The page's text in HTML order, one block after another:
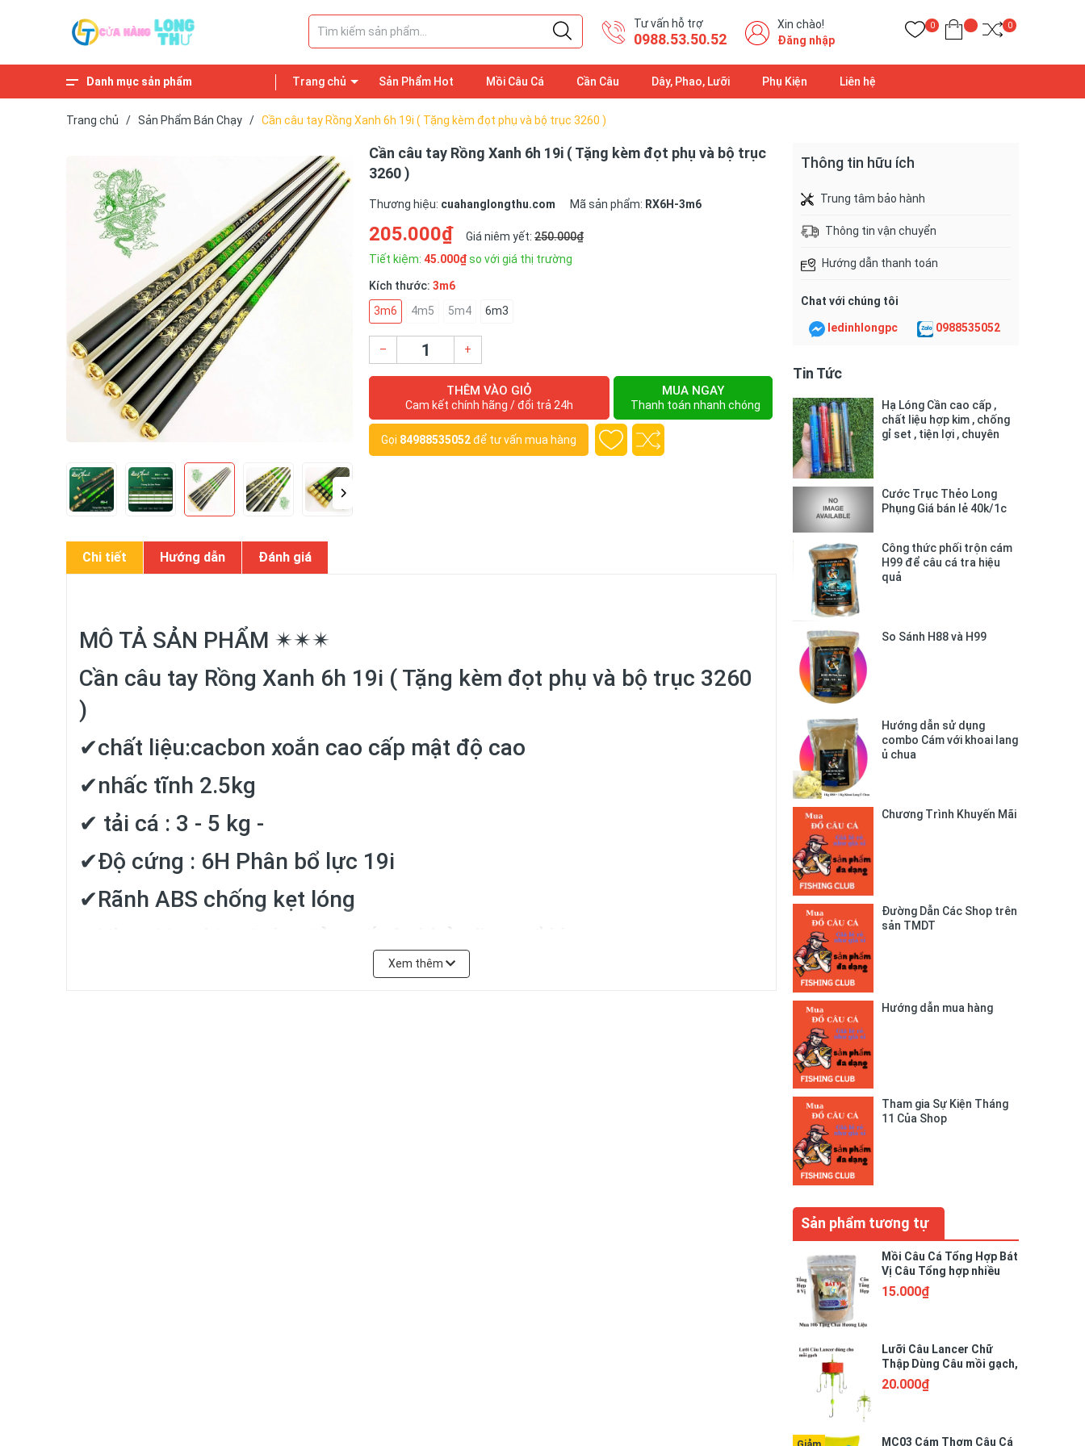
Tư vấn hỗ trợ
0988.53.50.52
Xin chào!
Đăng nhập
0 0
Danh mục sản phẩm Trang chủ Sản Phẩm Hot Mồi Câu Cá Cần Câu Dây, Phao, Lưỡi Phụ Kiện Liên hệ
Trang chủ / Sản Phẩm Bán Chạy / Cần câu tay Rồng Xanh 6h 19i ( Tặng kèm đọt phụ và bộ trục 3260 )
Cần câu tay Rồng Xanh 6h 19i ( Tặng kèm đọt phụ và bộ trục
3260 )
Thương hiệu: cuahanglongthu.com Mã sản phẩm: RX6H-3m6
205.000₫ Giá niêm yết: 250.000₫
Tiết kiệm: 45.000₫so với giá thị trường
Kích thước: 3m6
3m6
4m5 5m4 6m3
– +
THÊM VÀO GIỎ
Cam kết chính hãng / đổi trả 24h
MUA NGAY
Thanh toán nhanh chóng
Gọi 84988535052để tư vấn mua hàng
Chi tiết Hướng dẫn Đánh giá
MÔ TẢ SẢN PHẨM ✴✴✴
Cần câu tay Rồng Xanh 6h 19i ( Tặng kèm đọt phụ và bộ trục 3260
)
✔chất liệu:cacbon xoắn cao cấp mật độ cao
✔nhấc tĩnh 2.5kg
✔ tải cá : 3 - 5 kg -
✔Độ cứng : 6H Phân bổ lực 19i
✔Rãnh ABS chống kẹt lóng
Xem thêm
Thông tin hữu ích
Trung tâm bảo hành
Thông tin vận chuyển
Hướng dẫn thanh toán
Chat với chúng tôi
ledinhlongpc 0988535052
Tin Tức
Hạ Lóng Cần cao cấp ,
chất liệu hợp kim , chống
gỉ set , tiện lợi , chuyên
Cước Trục Thẻo Long
Phụng Giá bán lẻ 40k/1c
Công thức phối trộn cám
H99 để câu cá tra hiệu
quả
So Sánh H88 và H99
Hướng dẫn sử dụng
combo Cám với khoai lang
ủ chua
Chương Trình Khuyến Mãi
Đường Dẫn Các Shop trên
sản TMDT
Hướng dẫn mua hàng
Tham gia Sự Kiện Tháng
11 Của Shop
Sản phẩm tương tự
Mồi Câu Cá Tổng Hợp Bát
Vị Câu Tổng hợp nhiều
loại cá, Gói 200g
15.000₫
Lưỡi Câu Lancer Chữ
Thập Dùng Câu mồi gạch,
thiết kế chống rối, dể sử
dụng
20.000₫
MC03 Cám Thơm Câu Cá